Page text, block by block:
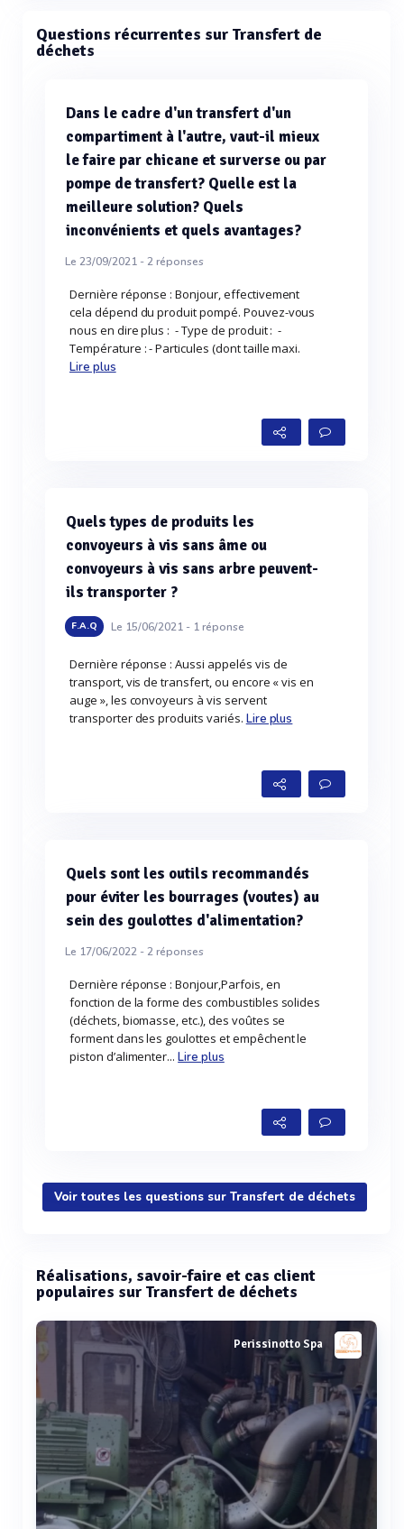
Questions récurrentes sur Transfert de
déchets
Dans le cadre d'un transfert d'un
compartiment à l'autre, vaut-il mieux
le faire par chicane et surverse ou par
pompe de transfert? Quelle est la
meilleure solution? Quels
inconvénients et quels avantages?
Le 23/09/2021 -2réponses
Dernière réponse : Bonjour, effectivement
cela dépend du produit pompé. Pouvez-vous
nous en dire plus : - Type de produit : -
Température : - Particules (dont taille maxi.
Lire plus
Quels types de produits les
convoyeurs à vis sans âme ou
convoyeurs à vis sans arbre peuvent-
ils transporter ?
F.A.Q Le 15/06/2021 - 1réponse
Dernière réponse : Aussi appelés vis de
transport, vis de transfert, ou encore « vis en
auge », les convoyeurs à vis servent
transporter des produits variés. Lire plus
Quels sont les outils recommandés
pour éviter les bourrages (voutes) au
sein des goulottes d'alimentation?
Le 17/06/2022 -2réponses
Dernière réponse : Bonjour,Parfois, en
fonction de la forme des combustibles solides
(déchets, biomasse, etc.), des voûtes se
forment dans les goulottes et empêchent le
piston d’alimenter...Lire plus
Voir toutes les questions sur Transfert de déchets
Réalisations, savoir-faire et cas client
populaires sur Transfert de déchets
Perissinotto Spa